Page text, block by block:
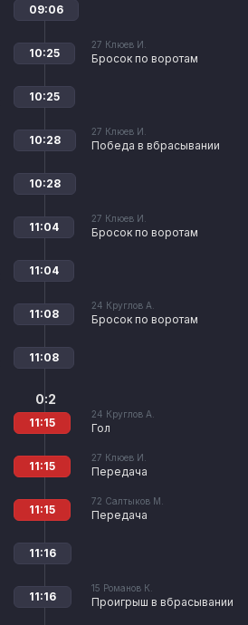
09:06
27 Клюев И.
Бросок по воротам
10:25
10:25
27 Клюев И.
Победа в вбрасывании
10:28
10:28
27 Клюев И.
Бросок по воротам
11:04
11:04
24 Круглов А.
Бросок по воротам
11:08
11:08
24 Круглов А.
Гол
0:2
11:15
27 Клюев И.
Передача
11:15
72 Салтыков М.
Передача
11:15
11:16
15 Романов К.
Проигрыш в вбрасывании
11:16